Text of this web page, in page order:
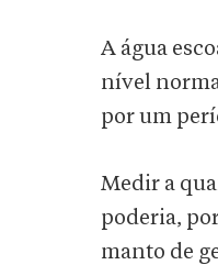
A água
nível
por um
Medir a
poderia,
manto de